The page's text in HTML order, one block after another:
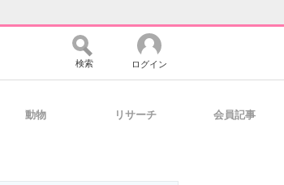
検索 ログイン
動物 リサーチ 会員記事